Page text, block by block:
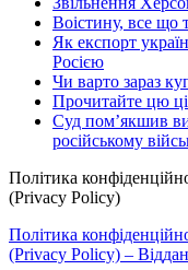
Воістину, все що
Як експорт
Росією
Чи варто зараз
Прочитайте цю
Суд пом’якшив
російському
Політика
(Privacy Policy)
Політика
(Privacy Policy) –